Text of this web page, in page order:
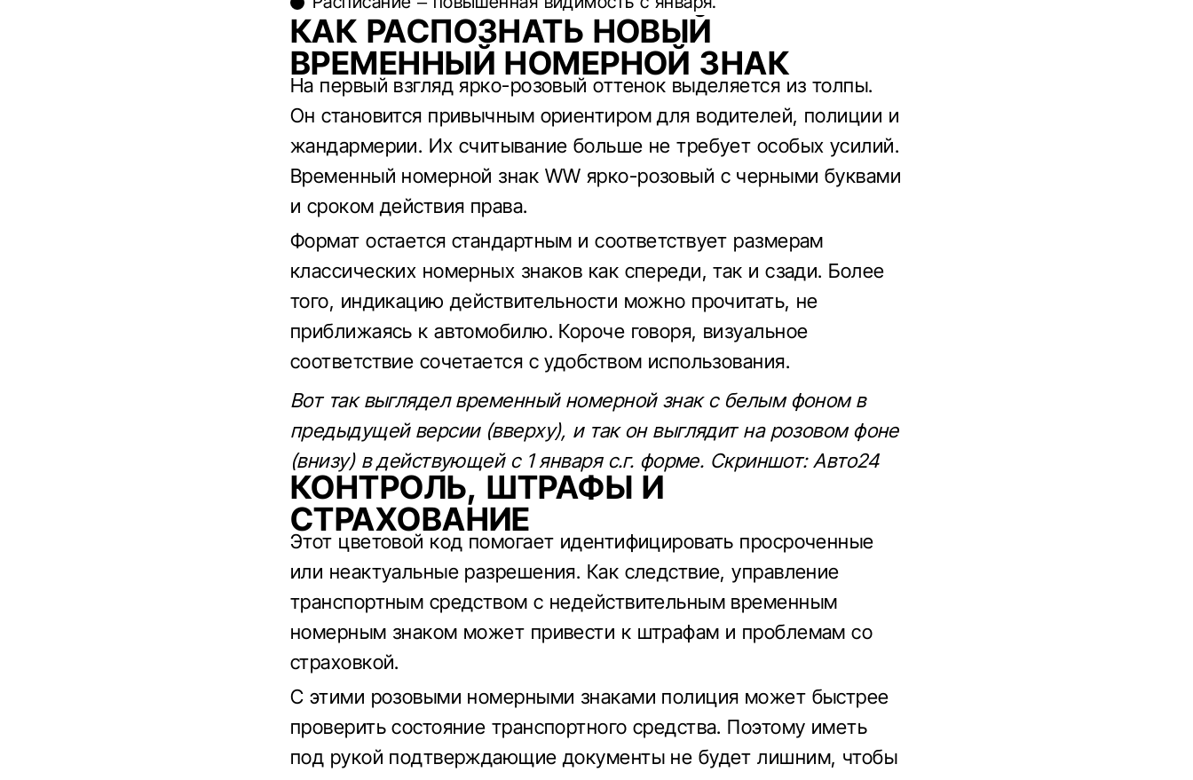
КАК РАСПОЗНАТЬ НОВЫЙ
ВРЕМЕННЫЙ НОМЕРНОЙ ЗНАК
На первый взгляд ярко-розовый оттенок выделяется из толпы.
Он становится привычным ориентиром для водителей, полиции и
жандармерии. Их считывание больше не требует особых усилий.
Временный номерной знак WW ярко-розовый с черными буквами
и сроком действия права.
Формат остается стандартным и соответствует размерам
классических номерных знаков как спереди, так и сзади. Более
того, индикацию действительности можно прочитать, не
приближаясь к автомобилю. Короче говоря, визуальное
соответствие сочетается с удобством использования.
Вот так выглядел временный номерной знак с белым фоном в
предыдущей версии (вверху), и так он выглядит на розовом фоне
(внизу) в действующей с 1 января с.г. форме. Скриншот: Авто24
КОНТРОЛЬ, ШТРАФЫ И
СТРАХОВАНИЕ
Этот цветовой код помогает идентифицировать просроченные
или неактуальные разрешения. Как следствие, управление
транспортным средством с недействительным временным
номерным знаком может привести к штрафам и проблемам со
страховкой.
С этими розовыми номерными знаками полиция может быстрее
проверить состояние транспортного средства. Поэтому иметь
под рукой подтверждающие документы не будет лишним, чтобы